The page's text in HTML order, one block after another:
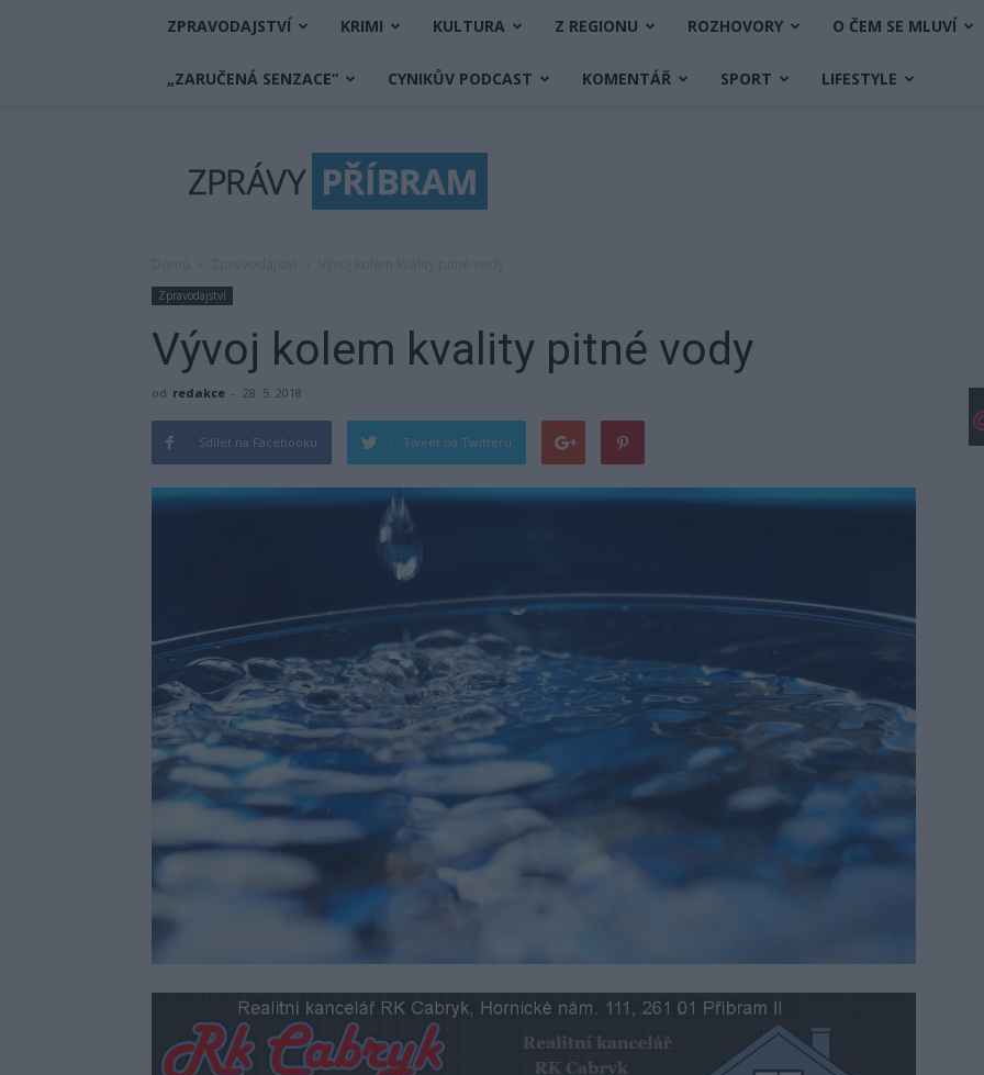
ZPRAVODAJSTVÍ KRIMI KULTURA Z REGIONU ROZHOVORY O ČEM SE MLUVÍ
„ZARUČENÁ SENZACE“ CYNIKŮV PODCAST KOMENTÁŘ SPORT LIFESTYLE
Příbram
Zpravodajství
Vývoj kolem kvality pitné vody
od redakce - 28. 5. 2018
Sdílet na Facebooku Tweet na Twitteru